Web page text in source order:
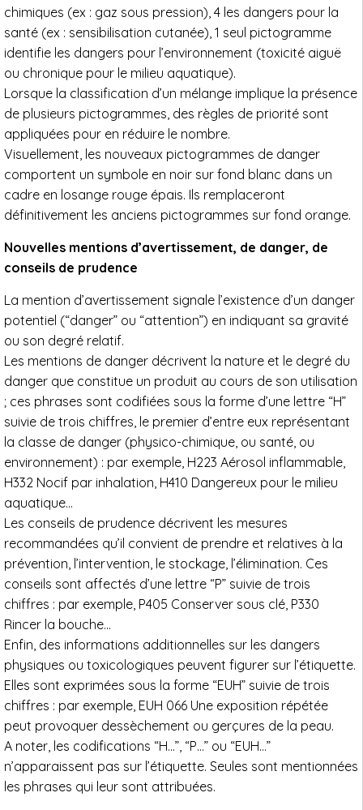
chimiques (ex : gaz sous pression), 4 les dangers pour la
santé (ex : sensibilisation cutanée), 1 seul pictogramme
identifie les dangers pour l’environnement (toxicité aiguë
ou chronique pour le milieu aquatique).
Lorsque la classification d’un mélange implique la présence
de plusieurs pictogrammes, des règles de priorité sont
appliquées pour en réduire le nombre.
Visuellement, les nouveaux pictogrammes de danger
comportent un symbole en noir sur fond blanc dans un
cadre en losange rouge épais. Ils remplaceront
définitivement les anciens pictogrammes sur fond orange.
Nouvelles mentions d’avertissement, de danger, de
conseils de prudence
La mention d’avertissement signale l’existence d’un danger
potentiel (“danger” ou “attention”) en indiquant sa gravité
ou son degré relatif.
Les mentions de danger décrivent la nature et le degré du
danger que constitue un produit au cours de son utilisation
; ces phrases sont codifiées sous la forme d’une lettre “H”
suivie de trois chiffres, le premier d’entre eux représentant
la classe de danger (physico-chimique, ou santé, ou
environnement) : par exemple, H223 Aérosol inflammable,
H332 Nocif par inhalation, H410 Dangereux pour le milieu
aquatique…
Les conseils de prudence décrivent les mesures
recommandées qu’il convient de prendre et relatives à la
prévention, l’intervention, le stockage, l’élimination. Ces
conseils sont affectés d’une lettre “P” suivie de trois
chiffres : par exemple, P405 Conserver sous clé, P330
Rincer la bouche…
Enfin, des informations additionnelles sur les dangers
physiques ou toxicologiques peuvent figurer sur l’étiquette.
Elles sont exprimées sous la forme “EUH” suivie de trois
chiffres : par exemple, EUH 066 Une exposition répétée
peut provoquer dessèchement ou gerçures de la peau.
A noter, les codifications “H…”, “P…” ou “EUH…”
n’apparaissent pas sur l’étiquette. Seules sont mentionnées
les phrases qui leur sont attribuées.